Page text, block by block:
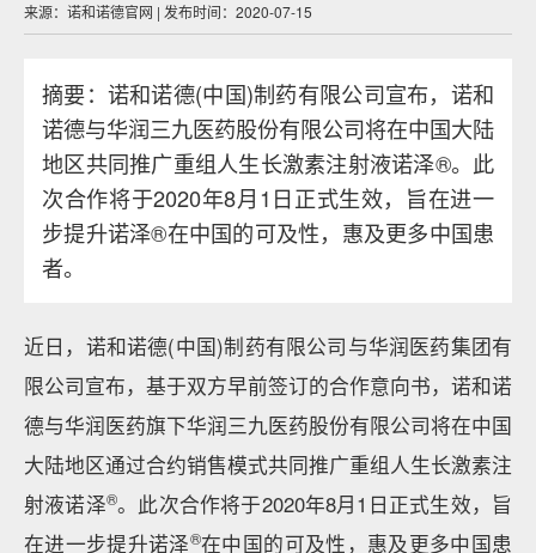
来源：诺和诺德官网 | 发布时间：2020-07-15
摘要：诺和诺德(中国)制药有限公司宣布，诺和
诺德与华润三九医药股份有限公司将在中国大陆
地区共同推广重组人生长激素注射液诺泽®。此
次合作将于2020年8月1日正式生效，旨在进一
步提升诺泽®在中国的可及性，惠及更多中国患
者。
近日，诺和诺德(中国)制药有限公司与华润医药集团有
限公司宣布，基于双方早前签订的合作意向书，诺和诺
德与华润医药旗下华润三九医药股份有限公司将在中国
大陆地区通过合约销售模式共同推广重组人生长激素注
射液诺泽®。此次合作将于2020年8月1日正式生效，旨
在进一步提升诺泽®在中国的可及性，惠及更多中国患